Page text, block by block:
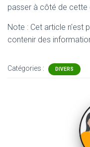
passer à côté de cette
Note : Cet article n'est
contenir des
Catégories : DIVERS